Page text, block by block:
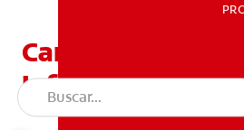
Caries De La
Infancia